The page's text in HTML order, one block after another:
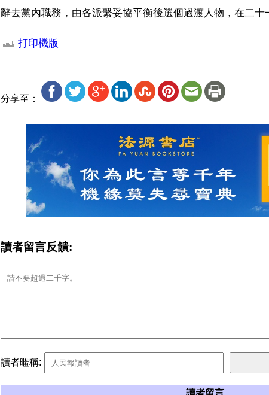
辭去黨內職務，由各派繫妥協平衡後選個過渡人物，在二
打印機版
分享至：
讀者留言反饋:
讀者暱稱:
讀者留言